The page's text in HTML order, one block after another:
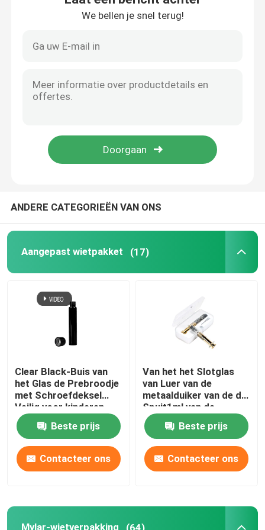
Neem contact met ons op
Aangepast wietpakket
Mylar-wietverpakking
De Kruik van het glasonkruid
Kunststof wietpot
Tin Box veilig voor kinderen
Luer Lock glazen spuit
Andere papieren dozen
We bellen je snel terug!
ANDERE CATEGORIEËN VAN ONS
Aangepast wietpakket (17)
Clear Black-Buis van
het Glas de Prebroodje
met Schroefdeksel
Veilig voor kinderen
22x116mm
Beste prijs
Contacteer ons
Van het het Slotglas
van Luer van de
metaalduiker van de de
Spuit1ml van de
Oliespuiten de Zilveren
Gouden Duiker
Beste prijs
Contacteer ons
Mylar-wietverpakking (64)